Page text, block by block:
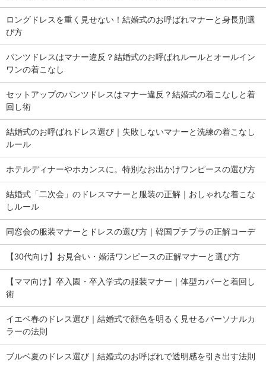
ロングドレスを重く見せない！結婚式のお呼ばれマナーと身長別選
び方
パンツドレスはマナー違反？結婚式のお呼ばれルールとオールイン
ワンの着こなし
セットアップのパンツドレスはマナー違反？結婚式の着こなしと着
回し術
結婚式のお呼ばれドレス選び｜失敗しないマナーと洗練の着こなし
ルール
ホテルディナーやホカンスに。特別なお出かけワンピースの選び方
結婚式「二次会」のドレスマナーと服装の正解｜おしゃれな着こな
しルール
同窓会の服装マナーとドレスの選び方｜韓国プチプラの正解コーデ
【30代向け】お見合い・婚活ワンピースの正解マナーと選び方
【ママ向け】卒入園・卒入学式の服装マナー｜体型カバーと着回し
術
イエベ春のドレス選び｜結婚式で顔色を明るく見せるパーソナルカ
ラーの法則
ブルベ夏のドレス選び｜結婚式のお呼ばれで透明感を引き出す法則